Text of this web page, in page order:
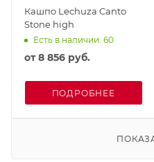
Кашпо Lechuza Canto
Stone high
Есть в наличии: 60
от8 856 руб.
ПОДРОБНЕЕ